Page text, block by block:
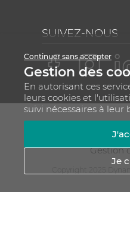
SUIVEZ-NOUS
RGPD - Gestion de
Gestion
Continuer sans accepter
Gestion des
En autorisant ces
leurs cookies et
suivi nécessaires à
Je